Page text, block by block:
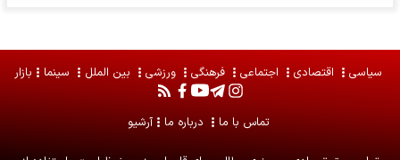
سیاسی اقتصادی اجتماعی فرهنگی ورزشی بین الملل سینما بازار
تماس با ما درباره ما آرشیو